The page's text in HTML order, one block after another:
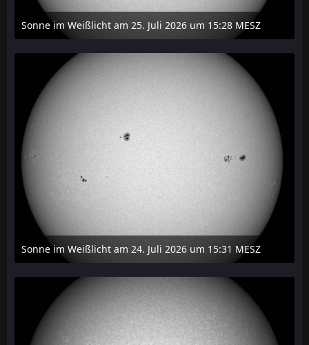
Sonne im Weißlicht am 25. Juli 2026 um 15:28 MESZ
27. Juli 2026 um 20:29
Sonne im Weißlicht am 24. Juli 2026 um 15:31 MESZ
24. Juli 2026 um 21:45